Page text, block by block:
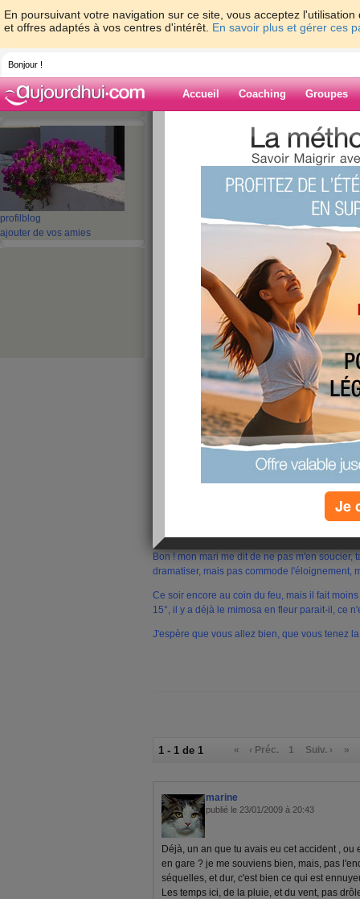
En poursuivant votre navigation sur ce site, vous acceptez
et offres adaptés à vos centres d'intérêt. En savoir plus et gérer ces
Bonjour !
Accueil Coaching Groupes
profil blog
ajouter de vos amies
> > Alors
Blog de
Alors pas
Ce matin, mal au genou, celui sur lequel
du rhumato, qui m'a remué ça dans tous les
J'ai tout de même pu aller chez le kiné qui a
J'ai fait quelques achats, des bricoles rien de
J'ai gardé un petit voisin de 5 ans malade,
mais bon ! il faut bien se soigner. Ma voisine
faut bien se dépanner quand on peut. Voilà
les journées passent....
Des nouvelles de la femme de mon neveu,
Allemage, et pas de date de retour, depuis
dans le ventre entre estomac et interstins,
nosocomiale, ce serait le pompon. Je
son père près de lui, il doit être un peu perdu,
mal en point. Je ne sais quelles statistiques
Bon ! mon mari me dit de ne pas m'en soucier,
dramatiser, mais pas commode l'éloignement,
Ce soir encore au coin du feu, mais il fait
15°, il y a déjà le mimosa en fleur parait-il, ce
J'espère que vous allez bien, que vous tenez
1 - 1 de 1 « ‹ Préc. 1 Suiv. › »
marine
publié le 23/01/2009 à 20:43
Déjà, un an que tu avais eu cet accident ,
en gare ? je me souviens bien, mais, pas
séquelles, et dur, c'est bien ce qui est
Les temps ici, de la pluie, et du vent, pas
Je